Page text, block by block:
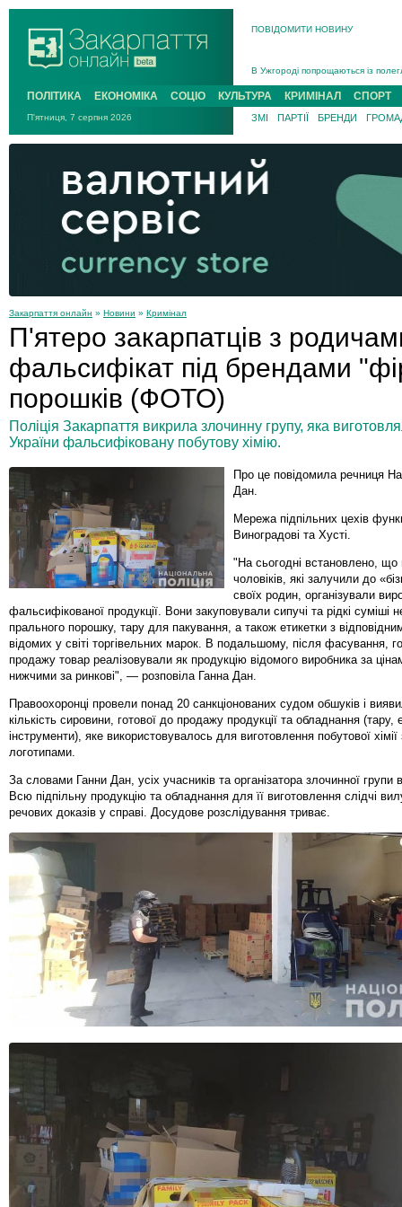
ПОВІДОМИТИ НОВИНУ
В Ужгороді попрощаються із
В Ужгороді 5 серпня
Підтвердили загибель
На війні з рф поліг військовий з
На Хустщині внаслідок ДТП за
Інструктора районного ТЦК на
ПОЛІТИКА ЕКОНОМІКА СОЦІО КУЛЬТУРА КРИМІНАЛ СПОРТ
П'ятниця, 7 серпня 2026 ЗМІ ПАРТІЇ БРЕНДИ
Закарпаття онлайн » Новини » Кримінал
П'ятеро закарпатців з
фальсифікат під брендами
порошків (ФОТО)
Поліція Закарпаття викрила злочинну групу, яка
України фальсифіковану побутову хімію.
Про це повідомила речниця
Дан.
Мережа підпільних цехів
Виноградові та Хусті.
"На сьогодні встановлено, що
чоловіків, які залучили до
своїх родин, організували
фальсифікованої продукції. Вони закуповували сипучі та рідкі суміші
прального порошку, тару для пакування, а також етикетки з
відомих у світі торгівельних марок. В подальшому, після фасування,
продажу товар реалізовували як продукцію відомого виробника за
нижчими за ринкові", — розповіла Ганна Дан.
Правоохоронці провели понад 20 санкціонованих судом обшуків і
кількість сировини, готової до продажу продукції та обладнання (тару,
інструменти), яке використовувалось для виготовлення побутової хімії
логотипами.
За словами Ганни Дан, усіх учасників та організатора злочинної групи
Всю підпільну продукцію та обладнання для її виготовлення слідчі
речових доказів у справі. Досудове розслідування триває.